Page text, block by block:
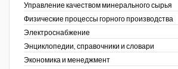
Управление качеством минерального сырья
Физические процессы горного производства
Электроснабжение
Энциклопедии, справочники и словари
Экономика и менеджмент